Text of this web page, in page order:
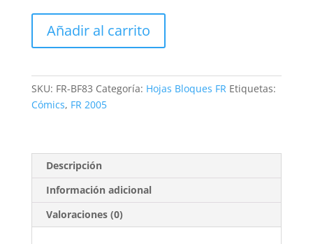
BF83
Centenaire
de
Añadir al carrito
SKU: FR-BF83 Categoría: Hojas Bloques FR Etiquetas:
Cómics, FR 2005
Descripción
Información adicional
Valoraciones (0)